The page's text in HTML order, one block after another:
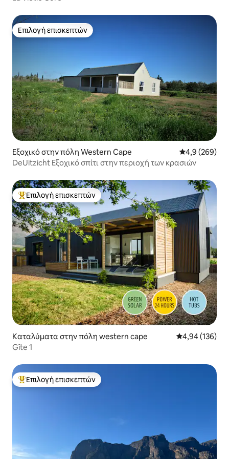
Επιλογή επισκεπτών
Επιλογή επισκεπτών
Εξοχικό στην πόλη Western Cape Μέση
4,9 (269)
DeUitzicht Εξοχικό σπίτι στην περιοχή των κρασιών
Κορυφαία επιλογή επισκεπτών
Επιλογή επισκεπτών
Καταλύματα στην πόλη western cape Μέση
4,94 (136)
Gîte 1
Κορυφαία επιλογή επισκεπτών
Επιλογή επισκεπτών